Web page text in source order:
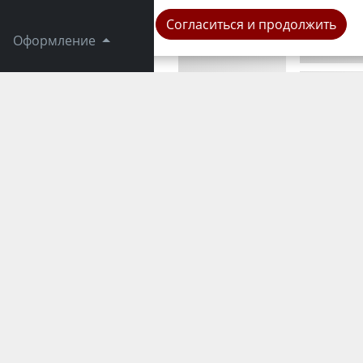
Оформление
Согласиться и продолжить